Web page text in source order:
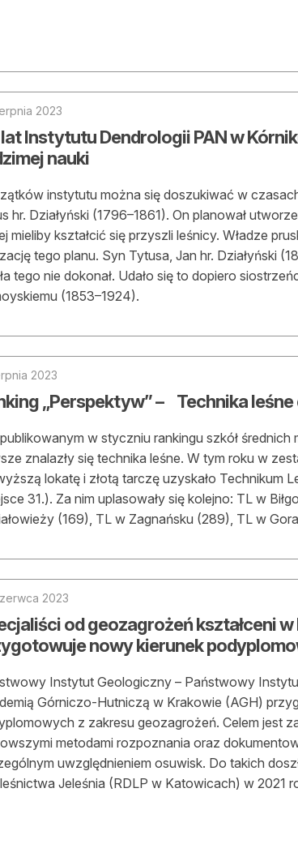
2023
Instytutu Dendrologii PAN w
nauki
instytutu można się doszukiwać w
hr. Działyński (1796–1861). On planował
mieliby kształcić się przyszli leśnicy. Władze
tego planu. Syn Tytusa, Jan hr. Działyński
tego nie dokonał. Udało się to dopiero
(1853–1924).
2023
„Perspektyw” – Technika
w styczniu rankingu szkół średnich
znalazły się technika leśne. W tym roku w
lokatę i złotą tarczę uzyskało Technikum
31.). Za nim uplasowały się kolejno: TL w
(169), TL w Zagnańsku (289), TL w
2023
od geozagrożeń kształceni w
nowy kierunek
Instytut Geologiczny – Państwowy
Górniczo-Hutniczą w Krakowie (AGH)
z zakresu geozagrożeń. Celem jest
metodami rozpoznania oraz
uwzględnieniem osuwisk. Do takich
Jeleśnia (RDLP w Katowicach) w 2021